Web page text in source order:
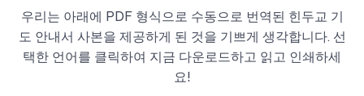
우리는 아래에 PDF 형식으로 수동으로 번역된 힌두교 기
도 안내서 사본을 제공하게 된 것을 기쁘게 생각합니다. 선
택한 언어를 클릭하여 지금 다운로드하고 읽고 인쇄하세
요!